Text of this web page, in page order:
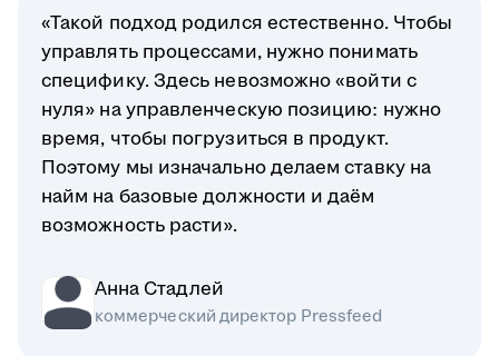
«Такой подход родился естественно. Чтобы
управлять процессами, нужно понимать
специфику. Здесь невозможно «войти с
нуля» на управленческую позицию: нужно
время, чтобы погрузиться в продукт.
Поэтому мы изначально делаем ставку на
найм на базовые должности и даём
возможность расти».
Анна Стадлей
коммерческий директор Pressfeed